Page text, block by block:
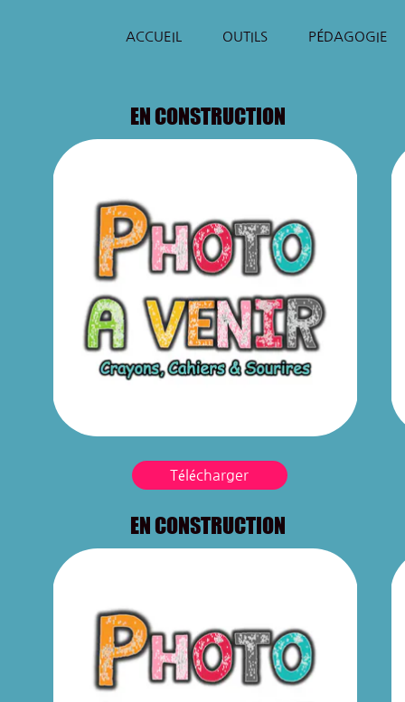
ACCUEIL OUTILS PÉDAGOGIE
EN CONSTRUCTION
Télécharger
EN CONSTRUCTION